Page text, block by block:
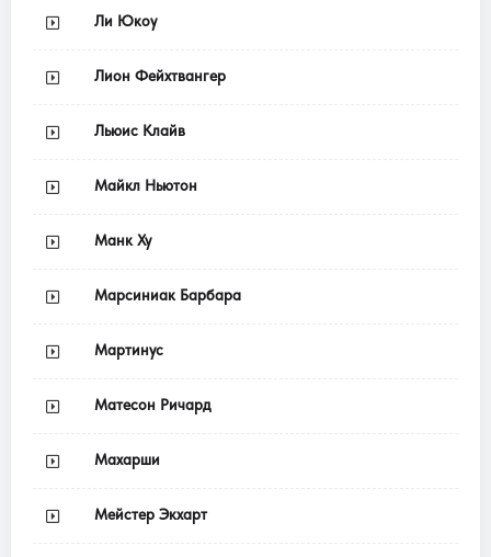
Ли Юкоу
Лион Фейхтвангер
Льюис Клайв
Майкл Ньютон
Манк Ху
Марсиниак Барбара
Мартинус
Матесон Ричард
Махарши
Мейстер Экхарт